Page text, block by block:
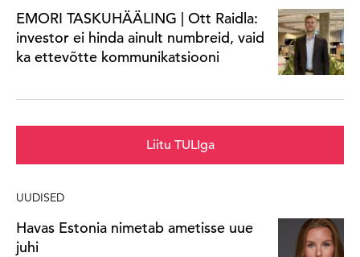
EMORI TASKUHÄÄLING | Ott Raidla:
investor ei hinda ainult numbreid, vaid
ka ettevõtte kommunikatsiooni
Liitu TULIga
UUDISED
Havas Estonia nimetab ametisse uue
juhi